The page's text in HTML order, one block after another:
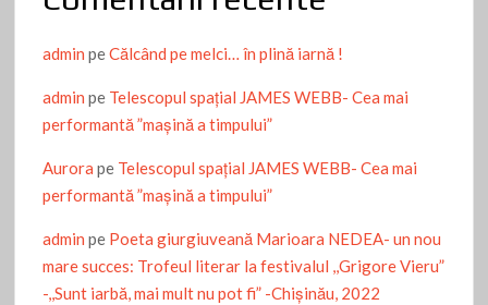
admin peCălcând pe melci… în plină iarnă !
admin pe Telescopul spațial JAMES WEBB- Cea mai
performantă ”mașină a timpului”
Aurora pe Telescopul spațial JAMES WEBB- Cea mai
performantă ”mașină a timpului”
admin pe Poeta giurgiuveană Marioara NEDEA- un nou
mare succes: Trofeul literar la festivalul ,,Grigore Vieru”
-,,Sunt iarbă, mai mult nu pot fi” -Chişinău, 2022